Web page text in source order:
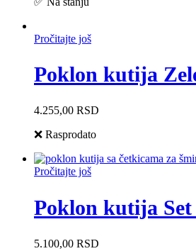
Pročitajte još
Poklon kutija
4.255,00 RSD
❌ Rasprodato
Pročitajte još
Poklon kutija Set
5.100,00 RSD